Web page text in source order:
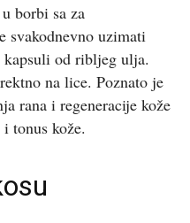
borbi sa za
svakodnevno uzimati
od ribljeg ulja.
na lice. Poznato je
rana i regeneracije kože
tonus kože.